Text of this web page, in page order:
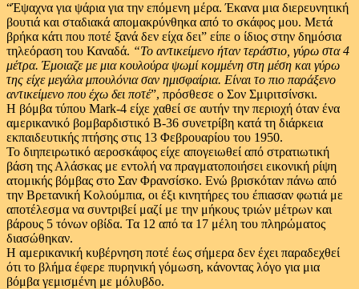
“Έψαχνα για ψάρια για την επόμενη μέρα. Έκανα μια διερευνητική
βουτιά και σταδιακά απομακρύνθηκα από το σκάφος μου. Μετά
βρήκα κάτι που ποτέ ξανά δεν είχα δει” είπε ο ίδιος στην δημόσια
τηλεόραση του Καναδά. “Το αντικείμενο ήταν τεράστιο, γύρω στα 4
μέτρα. Έμοιαζε με μια κουλούρα ψωμί κομμένη στη μέση και γύρω
της είχε μεγάλα μπουλόνια σαν ημισφαίρια. Είναι το πιο παράξενο
αντικείμενο που έχω δει ποτέ”, πρόσθεσε ο Σον Σμιριτσίνσκι.
Η βόμβα τύπου Mark-4 είχε χαθεί σε αυτήν την περιοχή όταν ένα
αμερικανικό βομβαρδιστικό B-36 συνετρίβη κατά τη διάρκεια
εκπαιδευτικής πτήσης στις 13 Φεβρουαρίου του 1950.
Το διηπειρωτικό αεροσκάφος είχε απογειωθεί από στρατιωτική
βάση της Αλάσκας με εντολή να πραγματοποιήσει εικονική ρίψη
ατομικής βόμβας στο Σαν Φρανσίσκο. Ενώ βρισκόταν πάνω από
την Βρετανική Κολούμπια, οι έξι κινητήρες του έπιασαν φωτιά με
αποτέλεσμα να συντριβεί μαζί με την μήκους τριών μέτρων και
βάρους 5 τόνων οβίδα. Τα 12 από τα 17 μέλη του πληρώματος
διασώθηκαν.
Η αμερικανική κυβέρνηση ποτέ έως σήμερα δεν έχει παραδεχθεί
ότι το βλήμα έφερε πυρηνική γόμωση, κάνοντας λόγο για μια
βόμβα γεμισμένη με μόλυβδο.